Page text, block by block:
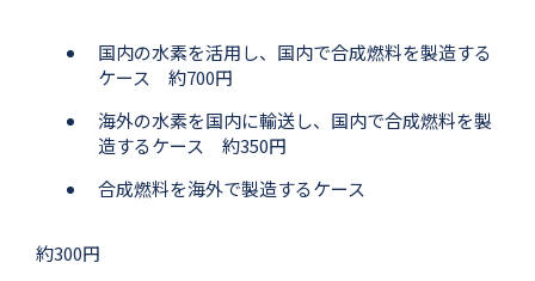
国内の水素を活用し、国内で合成燃料を製造する
ケース 約700円
海外の水素を国内に輸送し、国内で合成燃料を製
造するケース 約350円
合成燃料を海外で製造するケース
約300円